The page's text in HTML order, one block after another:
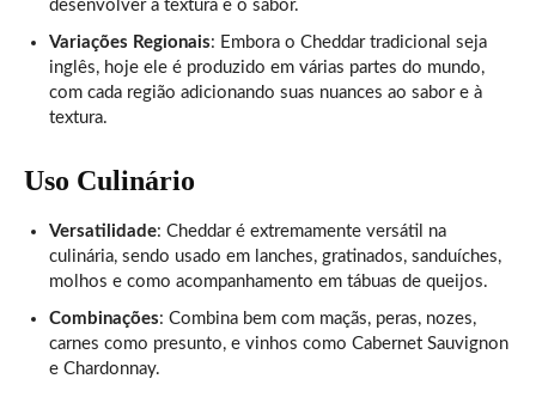
desenvolver a textura e o sabor.
Variações Regionais: Embora o Cheddar tradicional seja
inglês, hoje ele é produzido em várias partes do mundo,
com cada região adicionando suas nuances ao sabor e à
textura.
Uso Culinário
Versatilidade: Cheddar é extremamente versátil na
culinária, sendo usado em lanches, gratinados, sanduíches,
molhos e como acompanhamento em tábuas de queijos.
Combinações: Combina bem com maçãs, peras, nozes,
carnes como presunto, e vinhos como Cabernet Sauvignon
e Chardonnay.